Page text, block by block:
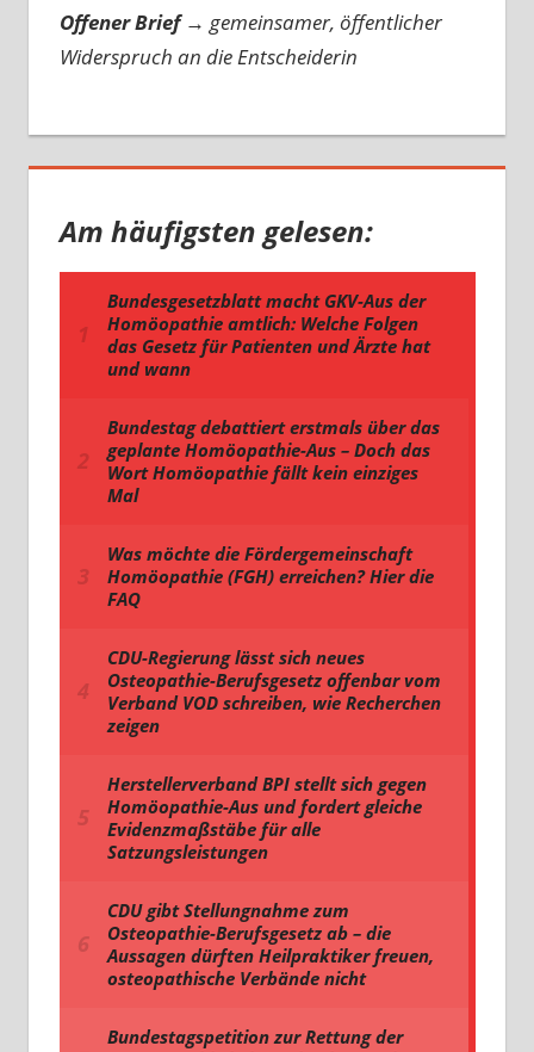
Offener Brief → gemeinsamer, öffentlicher
Widerspruch an die Entscheiderin
Am häufigsten gelesen: